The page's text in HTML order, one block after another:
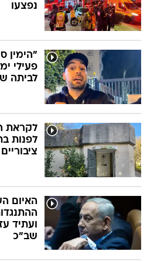
נפצעו
"הימין
פעילי
לביתה
לקראת
לפנות
ציבוריים
האיום
ועתיד
שב"כ